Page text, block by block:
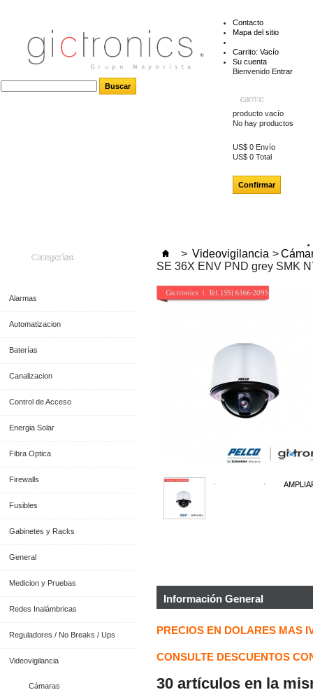
Contacto
Mapa del sitio
Carrito: Vacío
Su cuenta
Bienvenido Entrar
carrito
producto vacío
No hay productos
US$ 0 Envío
US$ 0 Total
Confirmar
Categorías
Alarmas
Automatizacion
Baterías
Canalizacion
Control de Acceso
Energia Solar
Fibra Optica
Firewalls
Fusibles
Gabinetes y Racks
General
Medicion y Pruebas
Redes Inalámbricas
Reguladores / No Breaks / Ups
Videovigilancia
Cámaras
> Videovigilancia >
SE 36X ENV PND grey SMK
Información General
PRECIOS EN DOLARES MAS
CONSULTE DESCUENTOS
30 artículos en la